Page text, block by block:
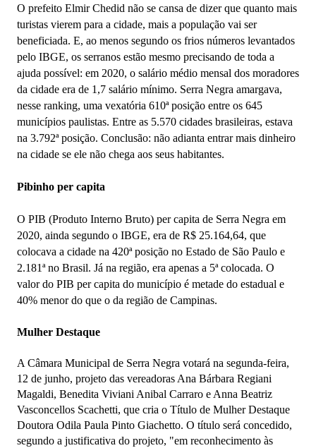
O prefeito Elmir Chedid não se cansa de dizer que quanto mais
turistas vierem para a cidade, mais a população vai ser
beneficiada. E, ao menos segundo os frios números levantados
pelo IBGE, os serranos estão mesmo precisando de toda a
ajuda possível: em 2020, o salário médio mensal dos moradores
da cidade era de 1,7 salário mínimo. Serra Negra amargava,
nesse ranking, uma vexatória 610ª posição entre os 645
municípios paulistas. Entre as 5.570 cidades brasileiras, estava
na 3.792ª posição. Conclusão: não adianta entrar mais dinheiro
na cidade se ele não chega aos seus habitantes.
Pibinho per capita
O PIB (Produto Interno Bruto) per capita de Serra Negra em
2020, ainda segundo o IBGE, era de R$ 25.164,64, que
colocava a cidade na 420ª posição no Estado de São Paulo e
2.181ª no Brasil. Já na região, era apenas a 5ª colocada. O
valor do PIB per capita do município é metade do estadual e
40% menor do que o da região de Campinas.
Mulher Destaque
A Câmara Municipal de Serra Negra votará na segunda-feira,
12 de junho, projeto das vereadoras Ana Bárbara Regiani
Magaldi, Benedita Viviani Anibal Carraro e Anna Beatriz
Vasconcellos Scachetti, que cria o Título de Mulher Destaque
Doutora Odila Paula Pinto Giachetto. O título será concedido,
segundo a justificativa do projeto, "em reconhecimento às